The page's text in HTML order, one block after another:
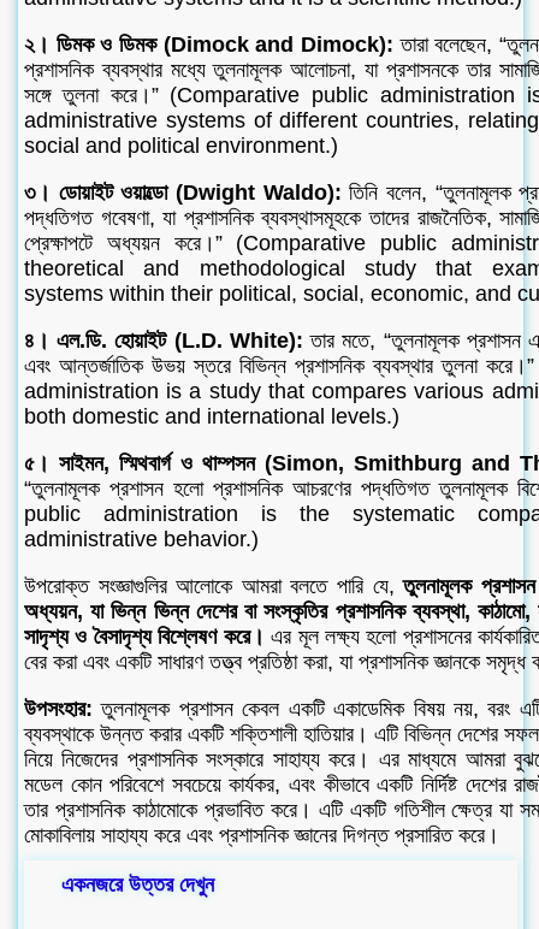
২। ডিমক ও ডিমক (Dimock and Dimock): তারা বলেছেন,
প্রশাসনিক ব্যবস্থার মধ্যে তুলনামূলক আলোচনা, যা প্রশাসনকে তার
সঙ্গে তুলনা করে।” (Comparative public
administrative systems of different countries,
social and political environment.)
৩। ডোয়াইট ওয়াল্ডো (Dwight Waldo): তিনি বলেন, “তুলনামূলক
পদ্ধতিগত গবেষণা, যা প্রশাসনিক ব্যবস্থাসমূহকে তাদের রাজনৈতিক,
প্রেক্ষাপটে অধ্যয়ন করে।” (Comparative public
theoretical and methodological study that
systems within their political, social, economic, and
৪। এল.ডি. হোয়াইট (L.D. White): তার মতে, “তুলনামূলক প্রশাসন
এবং আন্তর্জাতিক উভয় স্তরে বিভিন্ন প্রশাসনিক ব্যবস্থার তুলনা
administration is a study that compares various
both domestic and international levels.)
৫। সাইমন, স্মিথবার্গ ও থাম্পসন (Simon, Smithburg and
“তুলনামূলক প্রশাসন হলো প্রশাসনিক আচরণের পদ্ধতিগত তুলনামূলক
public administration is the systematic
administrative behavior.)
উপরোক্ত সংজ্ঞাগুলির আলোকে আমরা বলতে পারি যে,তুলনামূলক
অধ্যয়ন, যা ভিন্ন ভিন্ন দেশের বা সংস্কৃতির প্রশাসনিক ব্যবস্থা, কাঠামো,
সাদৃশ্য ও বৈসাদৃশ্য বিশ্লেষণ করে। এর মূল লক্ষ্য হলো প্রশাসনের
বের করা এবং একটি সাধারণ তত্ত্ব প্রতিষ্ঠা করা, যা প্রশাসনিক জ্ঞানকে সমৃদ্ধ
উপসংহার:তুলনামূলক প্রশাসন কেবল একটি একাডেমিক বিষয় নয়, বরং
ব্যবস্থাকে উন্নত করার একটি শক্তিশালী হাতিয়ার। এটি বিভিন্ন দেশের
নিয়ে নিজেদের প্রশাসনিক সংস্কারে সাহায্য করে। এর মাধ্যমে আমরা
মডেল কোন পরিবেশে সবচেয়ে কার্যকর, এবং কীভাবে একটি নির্দিষ্ট দেশের
তার প্রশাসনিক কাঠামোকে প্রভাবিত করে। এটি একটি গতিশীল ক্ষেত্র যা
মোকাবিলায় সাহায্য করে এবং প্রশাসনিক জ্ঞানের দিগন্ত প্রসারিত করে।
একনজরে উত্তর দেখুন